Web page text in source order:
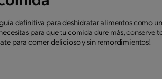
guía definitiva para deshidratar alimentos como
para que tu comida dure más, conserve
para comer delicioso y sin remordimientos!